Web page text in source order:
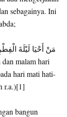
sebagainya. Ini
مَنْ أَحْيَا لَيْلَةَ
malam hari
hari mati hati-
r.a.)[1]
bangun